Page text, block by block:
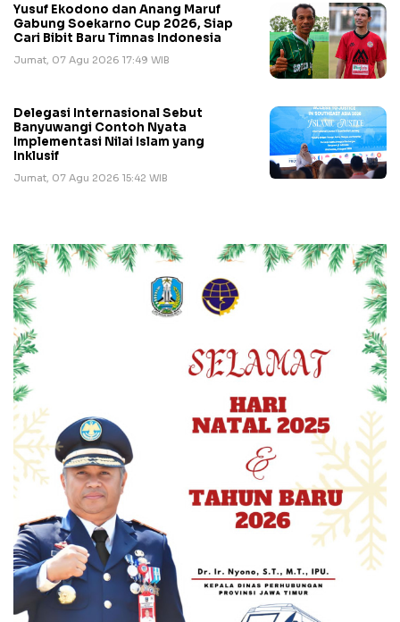
Yusuf Ekodono dan Anang Maruf
Gabung Soekarno Cup 2026, Siap
Cari Bibit Baru Timnas Indonesia
Jumat, 07 Agu 2026 17:49 WIB
Delegasi Internasional Sebut
Banyuwangi Contoh Nyata
Implementasi Nilai Islam yang
Inklusif
Jumat, 07 Agu 2026 15:42 WIB